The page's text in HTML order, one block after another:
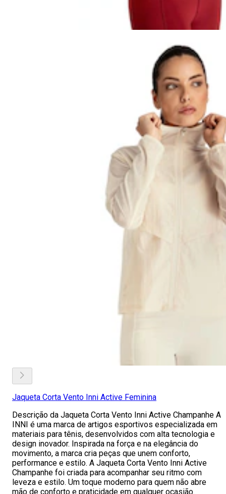
Jaqueta Corta Vento Inni Active Feminina
Descrição da Jaqueta Corta Vento Inni Active Champanhe A
INNI é uma marca de artigos esportivos especializada em
materiais para tênis, desenvolvidos com alta tecnologia e
design inovador. Inspirada na força e na elegância do
movimento, a marca cria peças que unem conforto,
performance e estilo. A Jaqueta Corta Vento Inni Active
Champanhe foi criada para acompanhar seu ritmo com
leveza e estilo. Um toque moderno para quem não abre
mão de conforto e praticidade em qualquer ocasião.